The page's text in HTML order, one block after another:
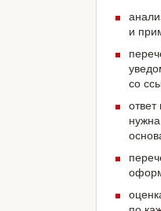
и
со